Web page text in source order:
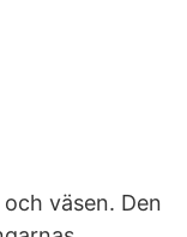
väsen. Den